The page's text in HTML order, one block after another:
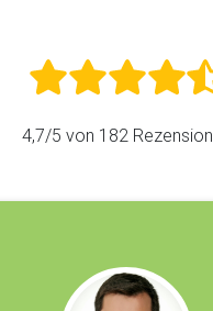
4,7/5 von 182